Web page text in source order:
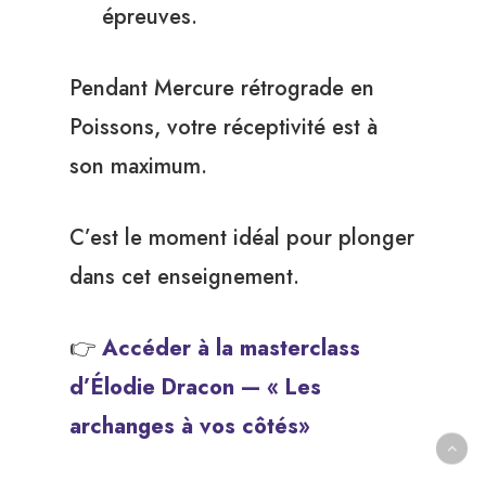
épreuves.
Pendant Mercure rétrograde en
Poissons, votre réceptivité est à
son maximum.
C’est le moment idéal pour plonger
dans cet enseignement.
👉 Accéder à la masterclass
d’Élodie Dracon — « Les
archanges à vos côtés»